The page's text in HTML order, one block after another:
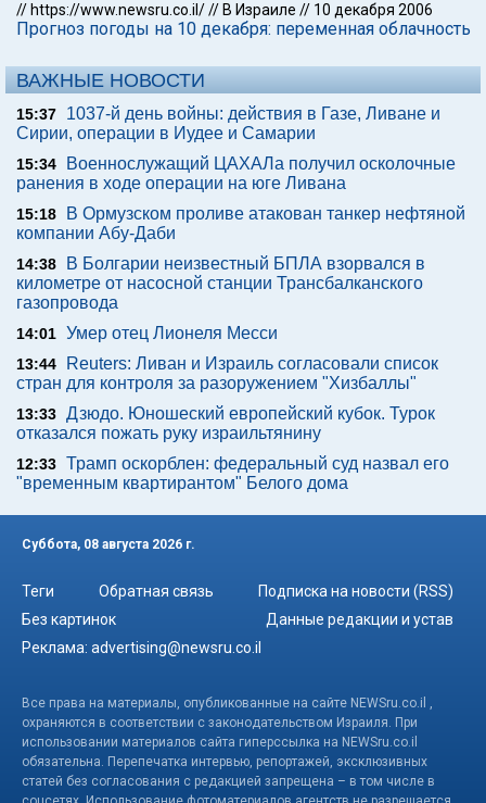
// https://www.newsru.co.il/// В Израиле // 10 декабря 2006
Прогноз погоды на 10 декабря: переменная облачность
ВАЖНЫЕ НОВОСТИ
15:37
1037-й день войны: действия в Газе, Ливане и
Сирии, операции в Иудее и Самарии
15:34
Военнослужащий ЦАХАЛа получил осколочные
ранения в ходе операции на юге Ливана
15:18
В Ормузском проливе атакован танкер нефтяной
компании Абу-Даби
14:38
В Болгарии неизвестный БПЛА взорвался в
километре от насосной станции Трансбалканского
газопровода
14:01 Умер отец Лионеля Месси
13:44
Reuters: Ливан и Израиль согласовали список
стран для контроля за разоружением "Хизбаллы"
13:33 Дзюдо. Юношеский европейский кубок. Турок
отказался пожать руку израильтянину
12:33 Трамп оскорблен: федеральный суд назвал его
"временным квартирантом" Белого дома
Суббота, 08 августа 2026 г.
Теги Обратная связь
Подписка на новости (RSS)
Без картинок
Данные редакции и устав
Реклама: advertising@newsru.co.il
Все права на материалы, опубликованные на сайте NEWSru.co.il ,
охраняются в соответствии с законодательством Израиля. При
использовании материалов сайта гиперссылка на NEWSru.co.il
обязательна. Перепечатка интервью, репортажей, эксклюзивных
статей без согласования с редакцией запрещена – в том числе в